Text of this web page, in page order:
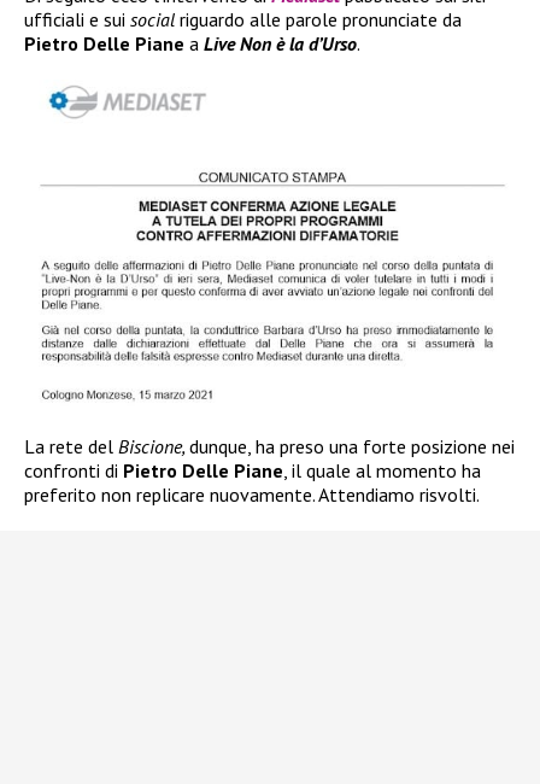
ufficiali e sui social riguardo alle parole pronunciate da
Pietro Delle Piane a Live Non è la d’Urso.
La rete del Biscione, dunque, ha preso una forte posizione nei
confronti di Pietro Delle Piane , il quale al momento ha
preferito non replicare nuovamente. Attendiamo risvolti.